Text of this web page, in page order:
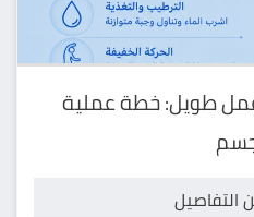
طويل: خطة عملية
التفاصيل